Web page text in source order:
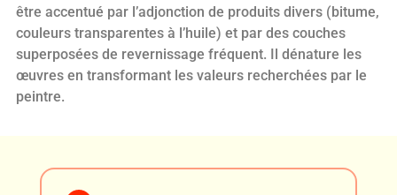
être accentué par l’adjonction de produits divers (bitume,
couleurs transparentes à l’huile) et par des couches
superposées de revernissage fréquent. Il dénature les
œuvres en transformant les valeurs recherchées par le
peintre.